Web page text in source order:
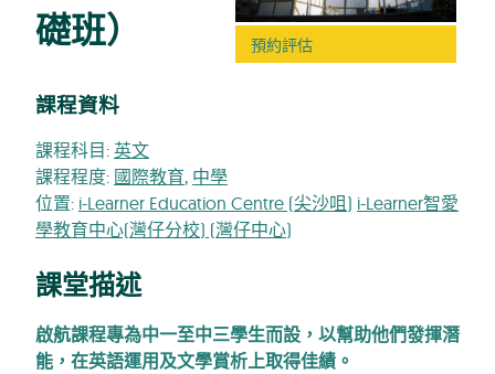
預約評估
礎班）
課程資料
課程科目: 英文
課程程度: 國際教育, 中學
位置: i-Learner Education Centre (尖沙咀) i-Learner智愛
學教育中心(灣仔分校) (灣仔中心)
課堂描述
啟航課程專為中一至中三學生而設，以幫助他們發揮潛
能，在英語運用及文學賞析上取得佳績。